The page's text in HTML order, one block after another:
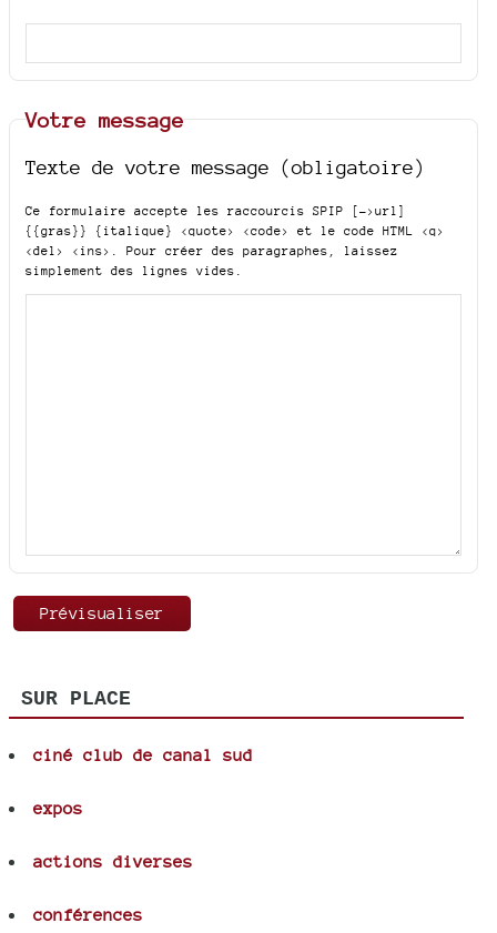
Votre message
Texte de votre message (obligatoire)
Ce formulaire accepte les raccourcis SPIP
[->url]
{{gras}} {italique} <quote> <code>
et le code HTML <q>
<del> <ins> . Pour créer des paragraphes, laissez
simplement des lignes vides.
SUR PLACE
ciné club de canal sud
expos
actions diverses
conférences